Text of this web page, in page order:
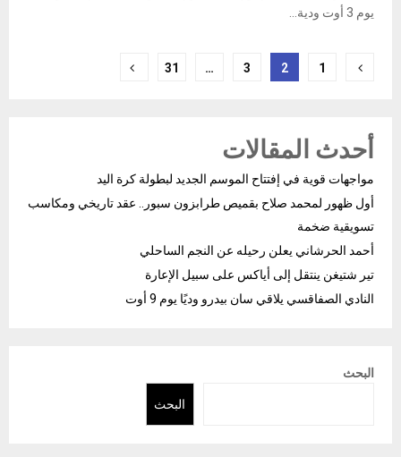
يوم 3 أوت ودية...
Posts
1
2
3
…
31
أحدث المقالات
مواجهات قوية في إفتتاح الموسم الجديد لبطولة كرة اليد
أول ظهور لمحمد صلاح بقميص طرابزون سبور.. عقد تاريخي ومكاسب
تسويقية ضخمة
أحمد الحرشاني يعلن رحيله عن النجم الساحلي
تير شتيغن ينتقل إلى أياكس على سبيل الإعارة
النادي الصفاقسي يلاقي سان بيدرو وديًا يوم 9 أوت
البحث
البحث